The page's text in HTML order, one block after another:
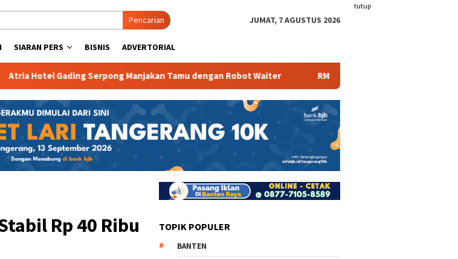
tutup
Pencarian JUMAT, 7 AGUSTUS 2026
SIARAN PERS BISNIS ADVERTORIAL
Gading Serpong Manjakan Tamu dengan Robot Waiter RM Parahiyangan Sajikan Pecak Bandeng
Rp 40 Ribu
TOPIK POPULER
BANTEN